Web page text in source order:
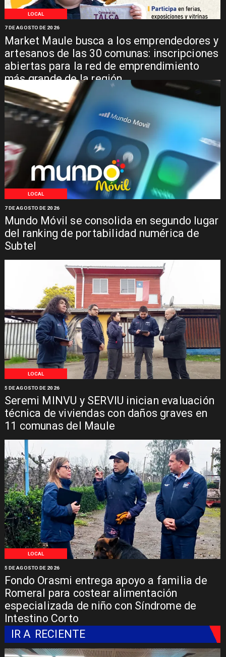
LOCAL
Market Maule busca a los emprendedores y
artesanos de las 30 comunas: inscripciones
abiertas para la red de emprendimiento
más grande de la región
7 DE AGOSTO DE 2026
LOCAL
Mundo Móvil se consolida en segundo lugar
del ranking de portabilidad numérica de
Subtel
7 DE AGOSTO DE 2026
LOCAL
Seremi MINVU y SERVIU inician evaluación
técnica de viviendas con daños graves en
11 comunas del Maule
5 DE AGOSTO DE 2026
LOCAL
Fondo Orasmi entrega apoyo a familia de
Romeral para costear alimentación
especializada de niño con Síndrome de
Intestino Corto
5 DE AGOSTO DE 2026
IR A RECIENTE